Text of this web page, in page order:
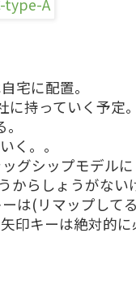
宅に配置。
持っていく予定。
く。。
グシップモデルに
らしょうがない
は(リマップして
印キーは絶対的